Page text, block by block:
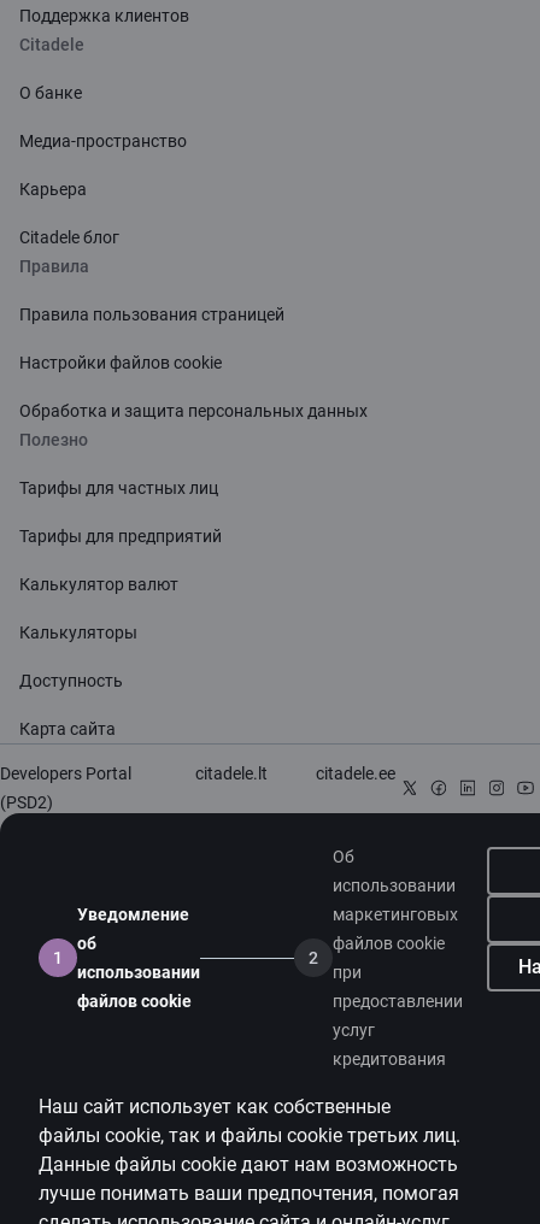
1
Уведомление
об
использовании
файлов cookie
2
Об
использовании
маркетинговых
файлов cookie
при
предоставлении
услуг
кредитования
Наш сайт использует как собственные
файлы cookie, так и файлы cookie третьих лиц.
Данные файлы cookie дают нам возможность
лучше понимать ваши предпочтения, помогая
Поддержка клиентов
Citadele
О банке
Медиа-пространство
Карьера
Citadele блог
Правила
Правила пользования страницей
Настройки файлов cookie
Обработка и защита персональных данных
Полезно
Тарифы для частных лиц
Тарифы для предприятий
Калькулятор валют
Калькуляторы
Доступность
Карта сайта
Developers Portal
(PSD2)
citadele.lt citadele.ee